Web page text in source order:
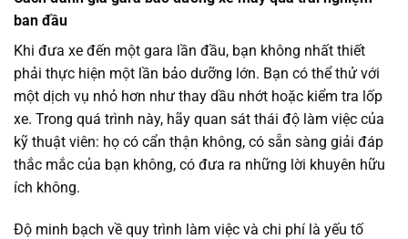
ban đầu
Khi đưa xe đến một gara lần đầu, bạn không nhất thiết
phải thực hiện một lần bảo dưỡng lớn. Bạn có thể thử với
một dịch vụ nhỏ hơn như thay dầu nhớt hoặc kiểm tra lốp
xe. Trong quá trình này, hãy quan sát thái độ làm việc của
kỹ thuật viên: họ có cẩn thận không, có sẵn sàng giải đáp
thắc mắc của bạn không, có đưa ra những lời khuyên hữu
ích không.
Độ minh bạch về quy trình làm việc và chi phí là yếu tố